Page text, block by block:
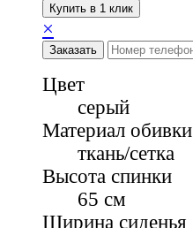
Купить в 1 клик
×
Заказать
Цвет
серый
Материал обивки
ткань/сетка
Высота спинки
65 см
Ширина сиденья